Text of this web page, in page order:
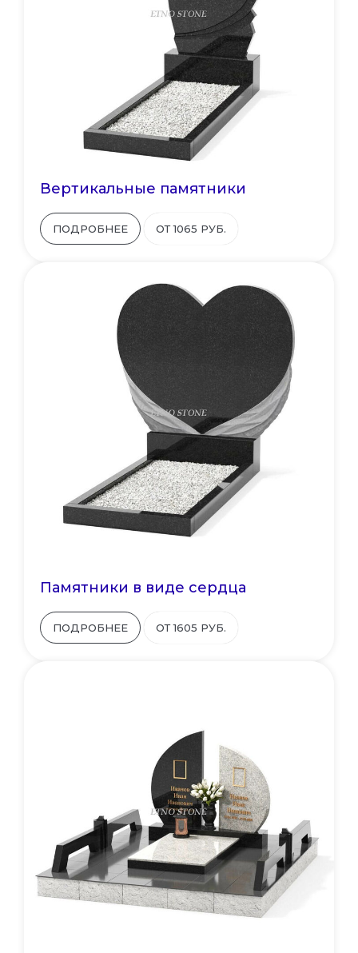
Вертикальные памятники
ПОДРОБНЕЕ ОТ 1065 РУБ.
Памятники в виде сердца
ПОДРОБНЕЕ ОТ 1605 РУБ.